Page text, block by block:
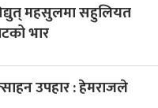
महसुलमा सहुलियत
भार
उपहार : हेमराजले